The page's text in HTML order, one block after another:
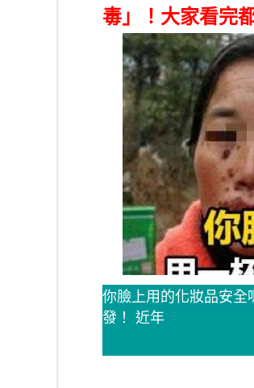
毒」！大家看完
你臉上用的化妝品安全
發！ 近年